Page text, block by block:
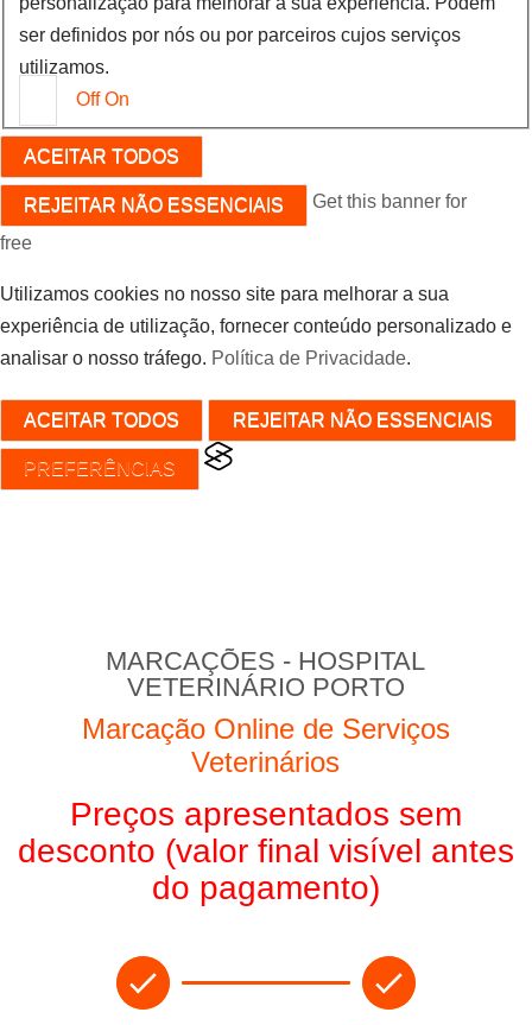
ser definidos por nós ou por parceiros cujos serviços
utilizamos.
Off On
ACEITAR TODOS
REJEITAR NÃO ESSENCIAIS Get this banner for
free
Utilizamos cookies no nosso site para melhorar a sua
experiência de utilização, fornecer conteúdo personalizado e
analisar o nosso tráfego. Política de Privacidade.
ACEITAR TODOS REJEITAR NÃO ESSENCIAIS
PREFERÊNCIAS
MARCAÇÕES - HOSPITAL
VETERINÁRIO PORTO
Marcação Online de Serviços
Veterinários
Preços apresentados sem
desconto (valor final visível antes
do pagamento)